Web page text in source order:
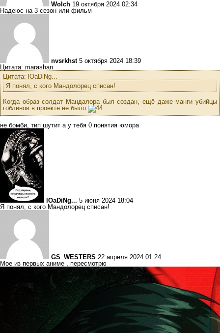
Wolch 19 октября 2024 02:34
Надеюс на 3 сезон или фильм
nvsrkhst 5 октября 2024 18:39
Цитата: marashan
Цитата: lOaDiNg...
Я понял, с кого Мандолорец списан!
Когда образ солдат Мандалора был создан, ещё даже манги убийцы
гоблинов в проекте не было
не бомби, тип шутит а у тебя 0 понятия юмора
lOaDiNg... 5 июня 2024 18:04
Я понял, с кого Мандолорец списан!
GS_WESTERS 22 апреля 2024 01:24
Мое из первых аниме , пересмотрю